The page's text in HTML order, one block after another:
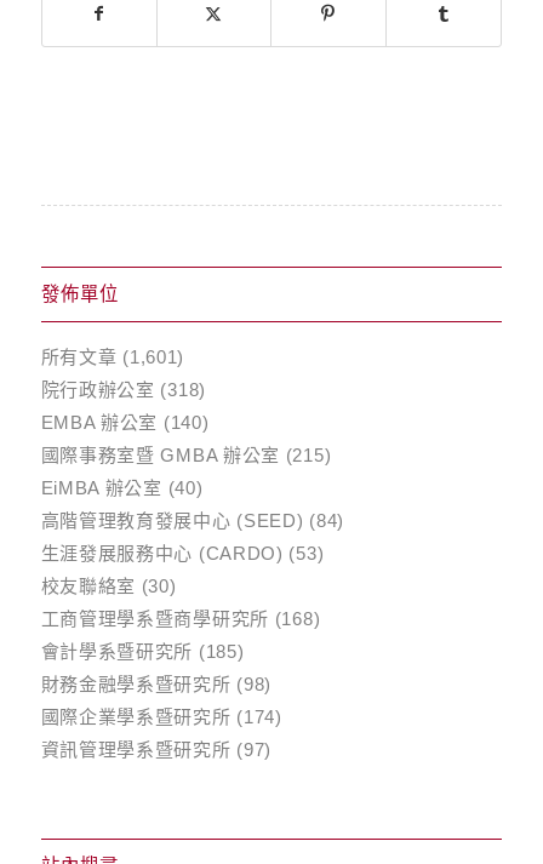
發佈單位
所有文章 (1,601)
院行政辦公室 (318)
EMBA 辦公室 (140)
國際事務室暨 GMBA 辦公室 (215)
EiMBA 辦公室 (40)
高階管理教育發展中心 (SEED) (84)
生涯發展服務中心 (CARDO) (53)
校友聯絡室 (30)
工商管理學系暨商學研究所 (168)
會計學系暨研究所 (185)
財務金融學系暨研究所 (98)
國際企業學系暨研究所 (174)
資訊管理學系暨研究所 (97)